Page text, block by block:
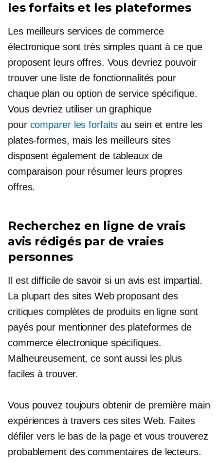
les forfaits et les plateformes
Les meilleurs services de commerce
électronique sont très simples quant à ce que
proposent leurs offres. Vous devriez pouvoir
trouver une liste de fonctionnalités pour
chaque plan ou option de service spécifique.
Vous devriez utiliser un graphique
pour comparer les forfaits au sein et entre les
plates-formes, mais les meilleurs sites
disposent également de tableaux de
comparaison pour résumer leurs propres
offres.
Recherchez en ligne de vrais
avis rédigés par de vraies
personnes
Il est difficile de savoir si un avis est impartial.
La plupart des sites Web proposant des
critiques complètes de produits en ligne sont
payés pour mentionner des plateformes de
commerce électronique spécifiques.
Malheureusement, ce sont aussi les plus
faciles à trouver.
Vous pouvez toujours obtenirde première main
expériences à travers ces sites Web. Faites
défiler vers le bas de la page et vous trouverez
probablement des commentaires de lecteurs.